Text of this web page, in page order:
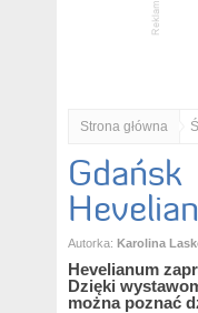
Strona główna
Gdańsk
Autorka: Karolina
Hevelianum
Dzięki
można poznać